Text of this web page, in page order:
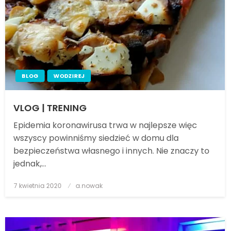
BLOG WODZIREJ
VLOG | TRENING
Epidemia koronawirusa trwa w najlepsze więc
wszyscy powinniśmy siedzieć w domu dla
bezpieczeństwa własnego i innych. Nie znaczy to
jednak,…
Posted
7 kwietnia 2020 a.nowak